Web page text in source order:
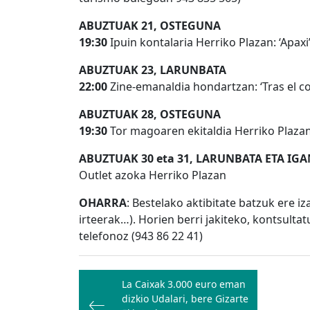
ABUZTUAK 21, OSTEGUNA
19:30Ipuin kontalaria Herriko Plazan: ‘Apaxi’
ABUZTUAK 23, LARUNBATA
22:00Zine-emanaldia hondartzan: ‘Tras el
ABUZTUAK 28, OSTEGUNA
19:30Tor magoaren ekitaldia Herriko
ABUZTUAK 30 eta 31, LARUNBATA ETA
Outlet azoka Herriko Plazan
OHARRA: Bestelako aktibitate batzuk ere
irteerak…). Horien berri jakiteko,
telefonoz (943 86 22 41)
Bidalketetan
zeharLa Caixak 3.000 euro eman
dizkio Udalari, bere Gizarte